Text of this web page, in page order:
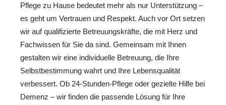
Pflege zu Hause bedeutet mehr als nur Unterstützung –
es geht um Vertrauen und Respekt. Auch vor Ort setzen
wir auf qualifizierte Betreuungskräfte, die mit Herz und
Fachwissen für Sie da sind. Gemeinsam mit Ihnen
gestalten wir eine individuelle Betreuung, die Ihre
Selbstbestimmung wahrt und Ihre Lebensqualität
verbessert. Ob 24-Stunden-Pflege oder gezielte Hilfe bei
Demenz – wir finden die passende Lösung für Ihre